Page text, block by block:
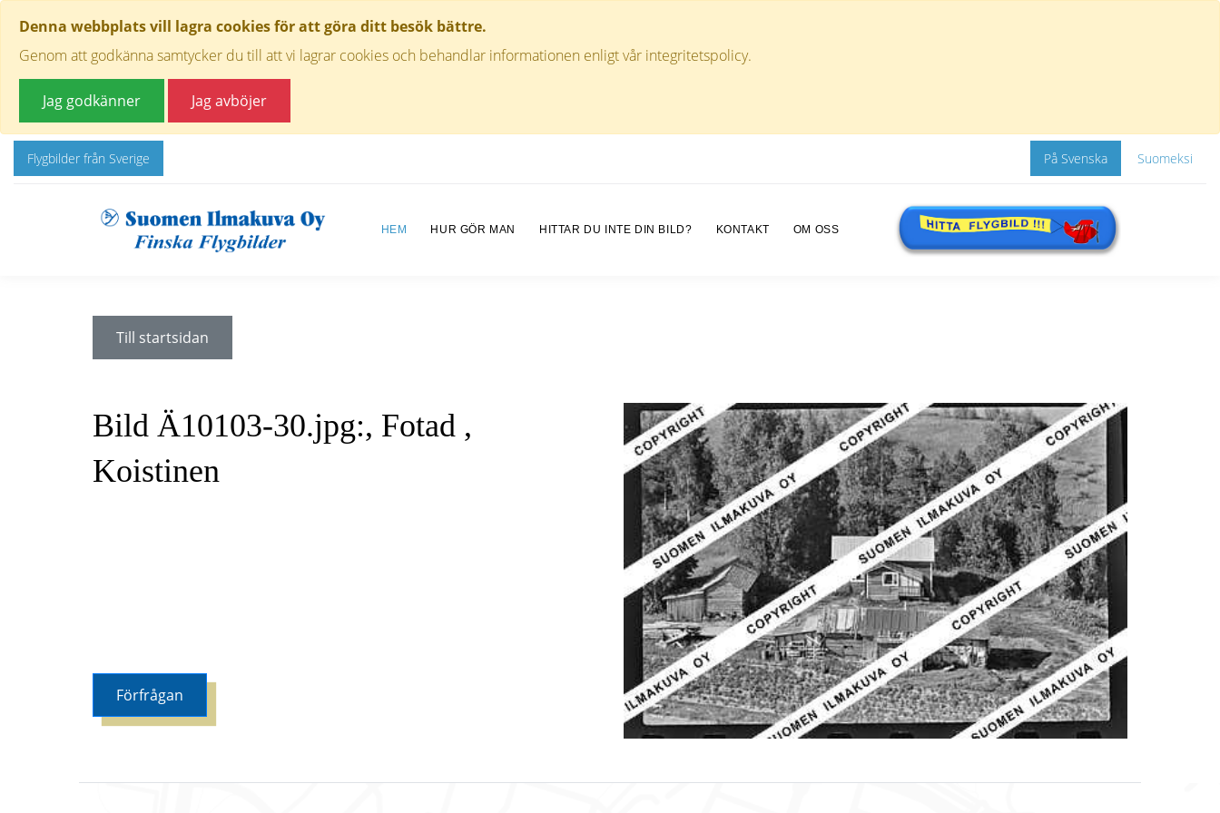
Denna webbplats vill lagra cookies för att göra ditt besök bättre.
Genom att godkänna samtycker du till att vi lagrar cookies och behandlar informationen enligt vår integritetspolicy.
Jag godkänner Jag avböjer
Flygbilder från Sverige På Svenska Suomeksi
HEM HUR GÖR MAN HITTAR DU INTE DIN BILD? KONTAKT OM OSS
Till startsidan
Bild Ä10103-30.jpg:, Fotad ,
Koistinen
Förfrågan